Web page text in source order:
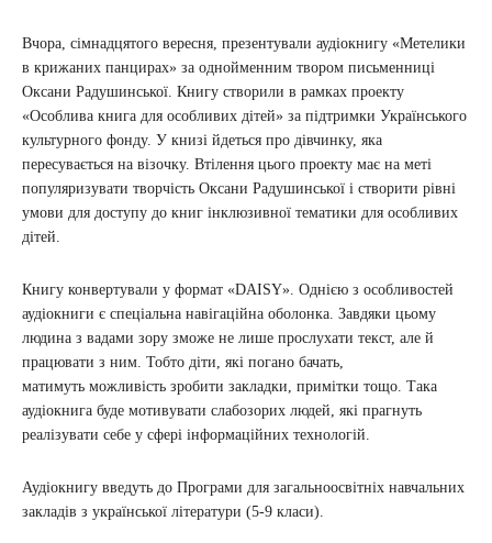
Вчора, сімнадцятого вересня, презентували аудіокнигу «Метелики
в крижаних панцирах» за однойменним твором письменниці
Оксани Радушинської. Книгу створили в рамках проекту
«Особлива книга для особливих дітей» за підтримки Українського
культурного фонду. У книзі йдеться про дівчинку, яка
пересувається на візочку. Втілення цього проекту має на меті
популяризувати творчість Оксани Радушинської і створити рівні
умови для доступу до книг інклюзивної тематики для особливих
дітей.
Книгу конвертували у формат «DAISY». Однією з особливостей
аудіокниги є спеціальна навігаційна оболонка. Завдяки цьому
людина з вадами зору зможе не лише прослухати текст, але й
працювати з ним. Тобто діти, які погано бачать,
матимуть можливість зробити закладки, примітки тощо. Така
аудіокнига буде мотивувати слабозорих людей, які прагнуть
реалізувати себе у сфері інформаційних технологій.
Аудіокнигу введуть до Програми для загальноосвітніх навчальних
закладів з української літератури (5-9 класи).